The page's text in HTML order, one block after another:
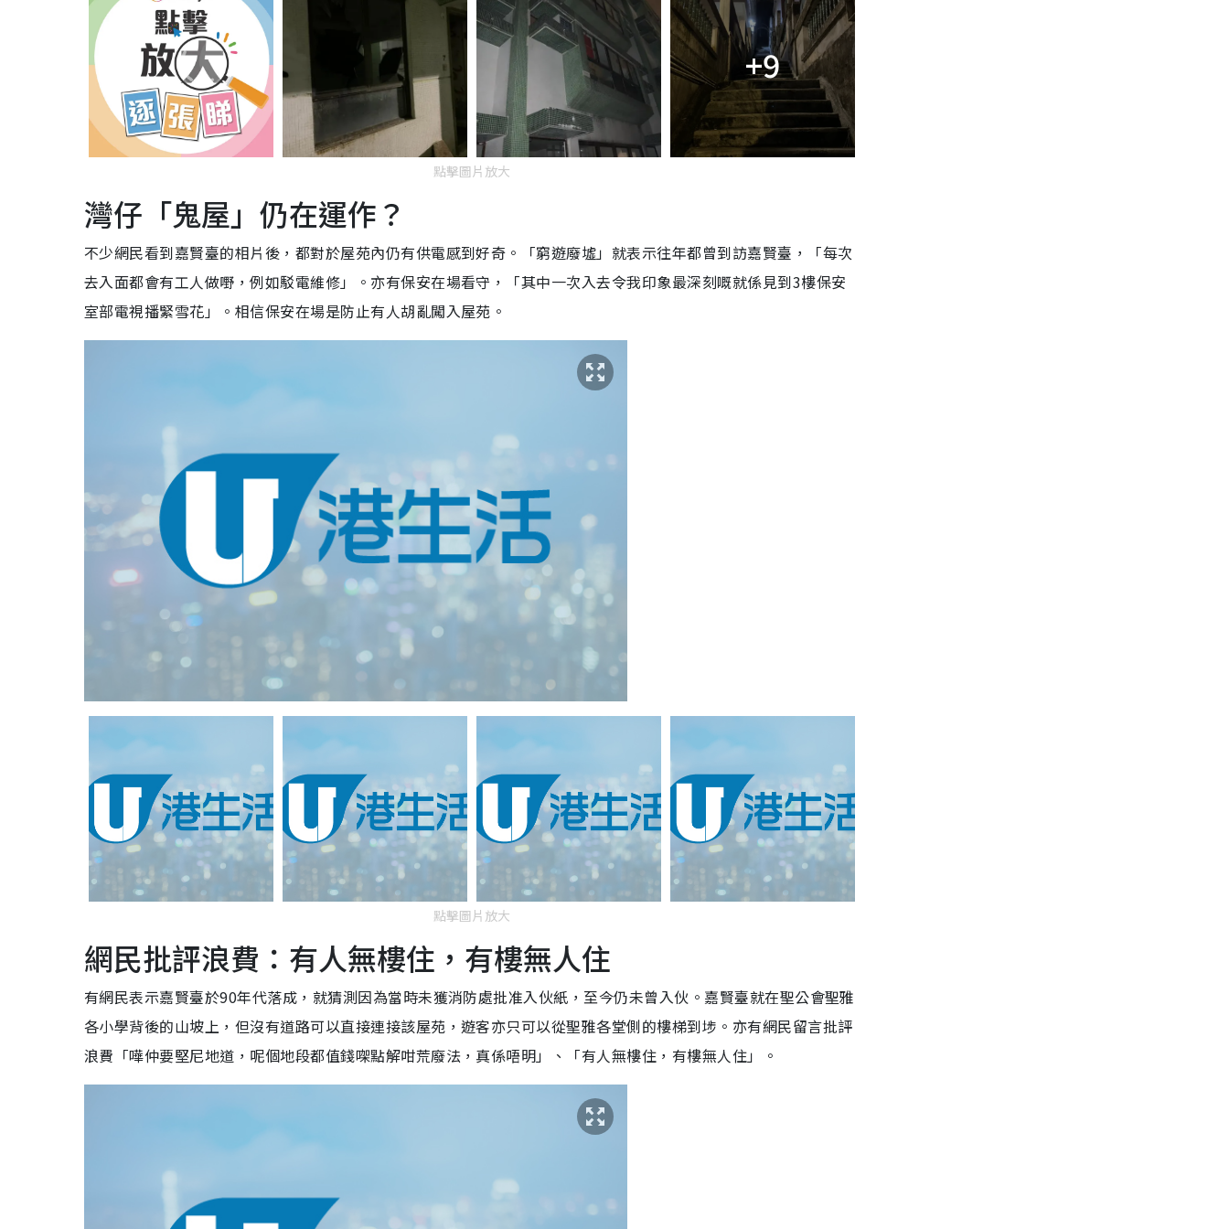
+9
點擊圖片放大
灣仔「鬼屋」仍在運作？
不少網民看到嘉賢臺的相片後，都對於屋苑內仍有供電感到好奇。「窮遊廢墟」就表示往年都曾到訪嘉賢臺，「每次
去入面都會有工人做嘢，例如駁電維修」。亦有保安在場看守，「其中一次入去令我印象最深刻嘅就係見到3樓保安
室部電視播緊雪花」。相信保安在場是防止有人胡亂闖入屋苑。
點擊圖片放大
網民批評浪費：有人無樓住，有樓無人住
有網民表示嘉賢臺於90年代落成，就猜測因為當時未獲消防處批准入伙紙，至今仍未曾入伙。嘉賢臺就在聖公會聖雅
各小學背後的山坡上，但沒有道路可以直接連接該屋苑，遊客亦只可以從聖雅各堂側的樓梯到埗。亦有網民留言批評
浪費「嘩仲要堅尼地道，呢個地段都值錢㗎點解咁荒廢法，真係唔明」、「有人無樓住，有樓無人住」。